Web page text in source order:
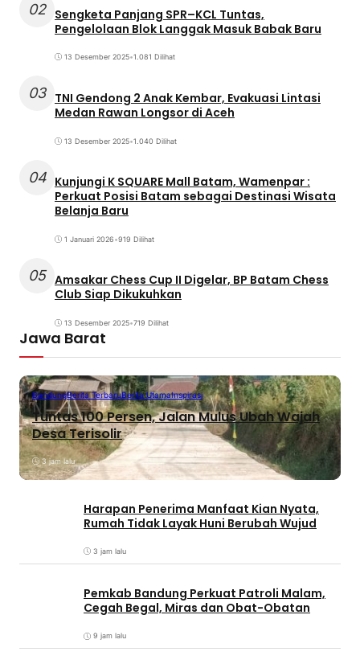
02 Sengketa Panjang SPR–KCL Tuntas,
Pengelolaan Blok Langgak Masuk Babak Baru
13 Desember 2025•1.081 Dilihat
03 TNI Gendong 2 Anak Kembar, Evakuasi Lintasi
Medan Rawan Longsor di Aceh
13 Desember 2025•1.040 Dilihat
04 Kunjungi K SQUARE Mall Batam, Wamenpar :
Perkuat Posisi Batam sebagai Destinasi Wisata
Belanja Baru
1 Januari 2026•919 Dilihat
05 Amsakar Chess Cup II Digelar, BP Batam Chess
Club Siap Dikukuhkan
13 Desember 2025•719 Dilihat
Jawa Barat
BandungBerita TerbaruBerita UtamaInspirasi
Tuntas 100 Persen, Jalan Mulus Ubah Wajah
Desa Terisolir
3 jam lalu
Harapan Penerima Manfaat Kian Nyata,
Rumah Tidak Layak Huni Berubah Wujud
3 jam lalu
Pemkab Bandung Perkuat Patroli Malam,
Cegah Begal, Miras dan Obat-Obatan
9 jam lalu